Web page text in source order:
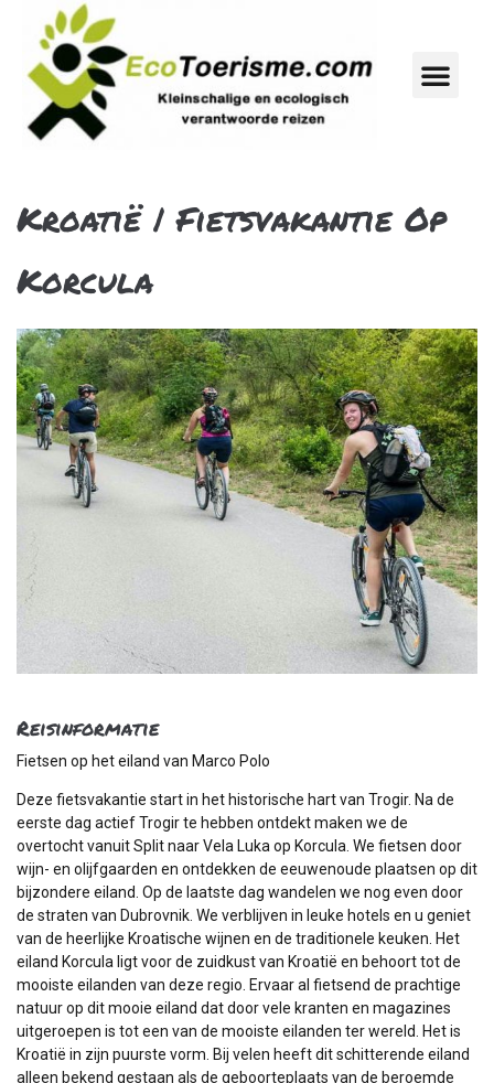
Kroatië | Fietsvakantie Op
Korcula
Reisinformatie
Fietsen op het eiland van Marco Polo
Deze fietsvakantie start in het historische hart van Trogir. Na de
eerste dag actief Trogir te hebben ontdekt maken we de
overtocht vanuit Split naar Vela Luka op Korcula. We fietsen door
wijn- en olijfgaarden en ontdekken de eeuwenoude plaatsen op dit
bijzondere eiland. Op de laatste dag wandelen we nog even door
de straten van Dubrovnik. We verblijven in leuke hotels en u geniet
van de heerlijke Kroatische wijnen en de traditionele keuken. Het
eiland Korcula ligt voor de zuidkust van Kroatië en behoort tot de
mooiste eilanden van deze regio. Ervaar al fietsend de prachtige
natuur op dit mooie eiland dat door vele kranten en magazines
uitgeroepen is tot een van de mooiste eilanden ter wereld. Het is
Kroatië in zijn puurste vorm. Bij velen heeft dit schitterende eiland
alleen bekend gestaan als de geboorteplaats van de beroemde